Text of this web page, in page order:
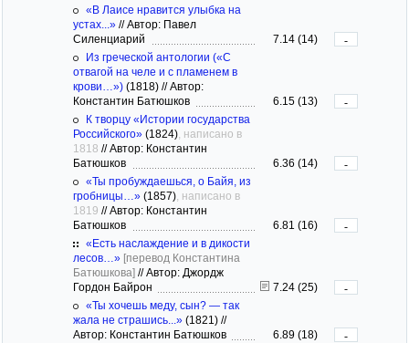
«В Лаисе нравится улыбка на
устах...» //Автор: Павел
Силенциарий
7.14 (14)
-
Из греческой антологии («С
отвагой на челе и с пламенем в
крови…») (1818) //Автор:
Константин Батюшков
6.15 (13)
-
К творцу «Истории государства
Российского» (1824) , написано в
1818 //Автор: Константин
Батюшков
6.36 (14)
-
«Ты пробуждаешься, о Байя, из
гробницы…» (1857) , написано в
1819 //Автор: Константин
Батюшков
6.81 (16)
-
«Есть наслаждение и в дикости
лесов…» [перевод Константина
Батюшкова] //Автор: Джордж
Гордон Байрон
7.24 (25)
-
«Ты хочешь меду, сын? — так
жала не страшись...» (1821) //
Автор: Константин Батюшков
6.89 (18)
-